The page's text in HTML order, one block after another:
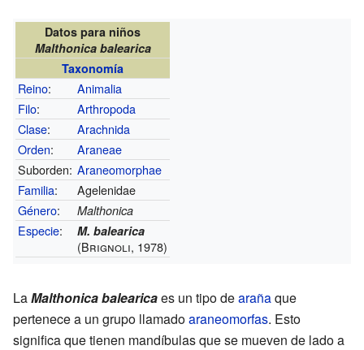
Datos para niños
Malthonica balearica
Taxonomía
Reino:
Animalia
Filo:
Arthropoda
Clase:
Arachnida
Orden:
Araneae
Suborden: Araneomorphae
Familia:
Agelenidae
Género: Malthonica
Especie: M. balearica
(Brignoli, 1978)
LaMalthonica balearicaes un tipo dearañaque
pertenece a un grupo llamadoaraneomorfas. Esto
significa que tienen mandíbulas que se mueven de lado a